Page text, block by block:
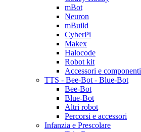
mBot
Neuron
mBuild
CyberPi
Makex
Halocode
Robot kit
Accessori e componenti
TTS - Bee-Bot - Blue-Bot
Bee-Bot
Blue-Bot
Altri robot
Percorsi e accessori
Infanzia e Prescolare